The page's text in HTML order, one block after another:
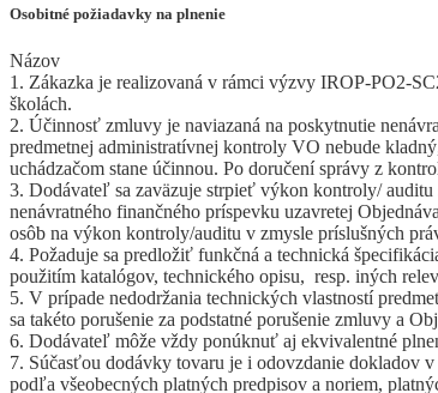
Osobitné požiadavky na plnenie
Názov
1. Zákazka je realizovaná v rámci výzvy IROP-PO2-
školách.
2. Účinnosť zmluvy je naviazaná na poskytnutie
predmetnej administratívnej kontroly VO nebude
uchádzačom stane účinnou. Po doručení správy z
3. Dodávateľ sa zaväzuje strpieť výkon kontroly/
nenávratného finančného príspevku uzavretej
osôb na výkon kontroly/auditu v zmysle príslušných
4. Požaduje sa predložiť funkčná a technická
použitím katalógov, technického opisu, resp. iných
5. V prípade nedodržania technických vlastností
sa takéto porušenie za podstatné porušenie zmluvy a
6. Dodávateľ môže vždy ponúknuť aj ekvivalentné
7. Súčasťou dodávky tovaru je i odovzdanie dokladov
podľa všeobecných platných predpisov a noriem,